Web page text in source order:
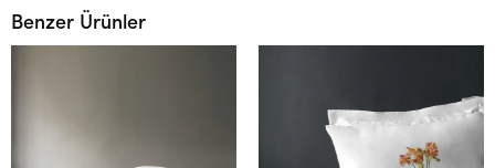
Benzer Ürünler